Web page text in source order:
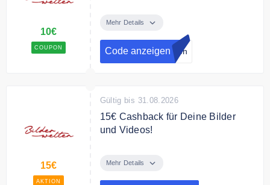
10€
COUPON
Produkte, Sonderaktionen und
Gewinnspiele von Bilderwelten
und zusätzlich erhältst Du einen
10€ Gutschein für Deinen ersten
Mehr Details
Code anzeigen lten
15€
AKTION
Gültig bis 31.08.2026
15€ Cashback für Deine Bilder
und Videos!
Bilder und Videos!
Mehr Details